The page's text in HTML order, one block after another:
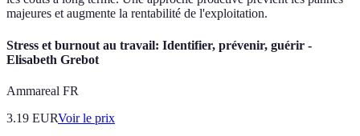
majeures et augmente la rentabilité de l'exploitation.
Stress et burnout au travail: Identifier, prévenir, guérir -
Elisabeth Grebot
Ammareal FR
3.19 EURVoir le prix